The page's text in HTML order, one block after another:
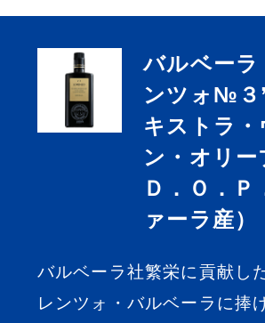
バルベー
ンツォ№３
キストラ・
ン・オリ
Ｄ．Ｏ．Ｐ
ァーラ産）
バルベーラ社繁栄に貢献し
レンツォ・バルベーラに捧